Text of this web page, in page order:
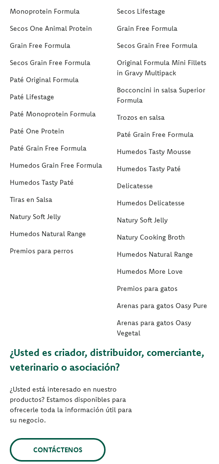
Monoprotein Formula
Secos One Animal Protein
Grain Free Formula
Secos Grain Free Formula
Paté Original Formula
Paté Lifestage
Paté Monoprotein Formula
Paté One Protein
Paté Grain Free Formula
Humedos Grain Free Formula
Humedos Tasty Paté
Tiras en Salsa
Natury Soft Jelly
Humedos Natural Range
Premios para perros
Secos Lifestage
Grain Free Formula
Secos Grain Free Formula
Original Formula Mini Fillets
in Gravy Multipack
Bocconcini in salsa Superior
Formula
Trozos en salsa
Paté Grain Free Formula
Humedos Tasty Mousse
Humedos Tasty Paté
Delicatesse
Humedos Delicatesse
Natury Soft Jelly
Natury Cooking Broth
Humedos Natural Range
Humedos More Love
Premios para gatos
Arenas para gatos Oasy Pure
Arenas para gatos Oasy
Vegetal
¿Usted es criador, distribuidor, comerciante,
veterinario o asociación?
¿Usted está interesado en nuestro
productos? Estamos disponibles para
ofrecerle toda la información útil para
su negocio.
CONTÁCTENOS